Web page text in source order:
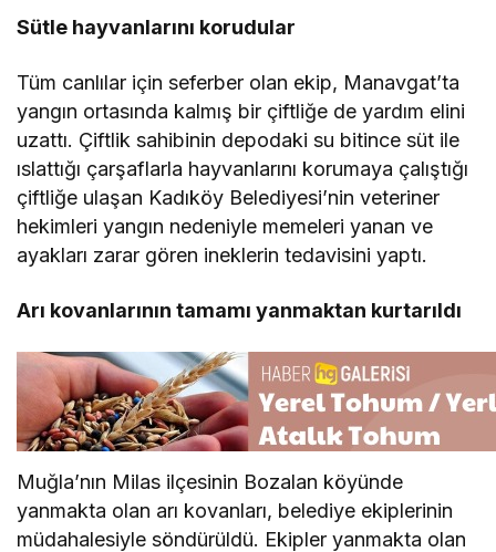
Sütle hayvanlarını korudular
Tüm canlılar için seferber olan ekip, Manavgat’ta
yangın ortasında kalmış bir çiftliğe de yardım elini
uzattı. Çiftlik sahibinin depodaki su bitince süt ile
ıslattığı çarşaflarla hayvanlarını korumaya çalıştığı
çiftliğe ulaşan Kadıköy Belediyesi’nin veteriner
hekimleri yangın nedeniyle memeleri yanan ve
ayakları zarar gören ineklerin tedavisini yaptı.
Arı kovanlarının tamamı yanmaktan kurtarıldı
Muğla’nın Milas ilçesinin Bozalan köyünde
yanmakta olan arı kovanları, belediye ekiplerinin
müdahalesiyle söndürüldü. Ekipler yanmakta olan